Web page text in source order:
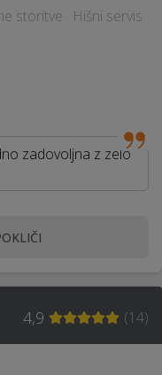
storitve · Hišni servis
zadovoljna z zelo
4,9 (14)